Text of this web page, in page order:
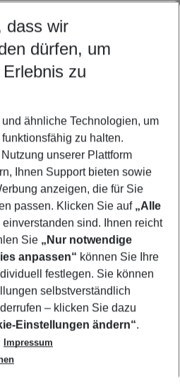
Ihren Wünschen
5-8 Nächte
Kinder
anzeigen
dass wir
dürfen, um
zu
ähnliche Technologien, um
zu halten.
unserer Plattform
Ihnen Support bieten sowie
anzeigen, die für Sie
passen. Klicken Sie auf „Alle
einverstanden sind. Ihnen reicht
Sie „Nur notwendige
anpassen“ können Sie Ihre
festlegen. Sie können
selbstverständlich
– klicken Sie dazu
Einstellungen ändern“.
Impressum